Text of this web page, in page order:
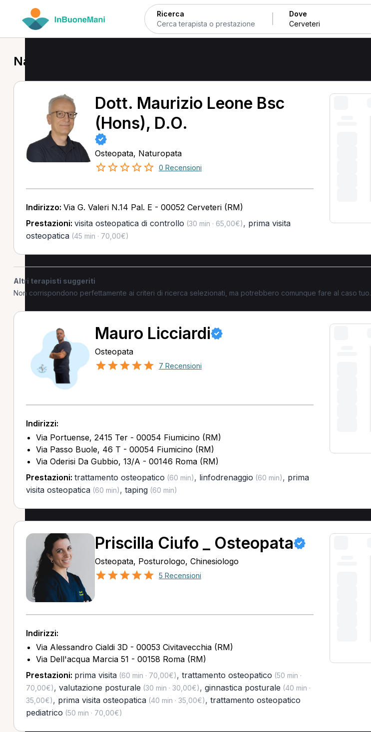
Ricerca Dove
Naturopata a Cerveteri
Dott. Maurizio Leone Bsc
(Hons), D.O.
Osteopata, Naturopata
0 Recensioni
Indirizzo: Via G. Valeri N.14 Pal. E - 00052 Cerveteri (RM)
Prestazioni: visita osteopatica di controllo (30 min · 65,00€), prima visita
osteopatica(45 min · 70,00€)
Altri terapisti suggeriti
Non corrispondono perfettamente ai criteri di ricerca selezionati, ma potrebbero comunque fare al caso tuo.
Mauro Licciardi
Osteopata
7 Recensioni
Indirizzi:
Via Portuense, 2415 Ter - 00054 Fiumicino (RM)
Via Passo Buole, 46 T - 00054 Fiumicino (RM)
Via Oderisi Da Gubbio, 13/A - 00146 Roma (RM)
Prestazioni: trattamento osteopatico (60 min), linfodrenaggio (60 min), prima
visita osteopatica(60 min), taping(60 min)
Priscilla Ciufo _ Osteopata
Osteopata, Posturologo, Chinesiologo
5 Recensioni
Indirizzi:
Via Alessandro Cialdi 3D - 00053 Civitavecchia (RM)
Via Dell'acqua Marcia 51 - 00158 Roma (RM)
Prestazioni: prima visita(60 min · 70,00€), trattamento osteopatico (50 min ·
70,00€), valutazione posturale (30 min · 30,00€), ginnastica posturale (40 min ·
35,00€), prima visita osteopatica(40 min · 35,00€), trattamento osteopatico
pediatrico (50 min · 70,00€)